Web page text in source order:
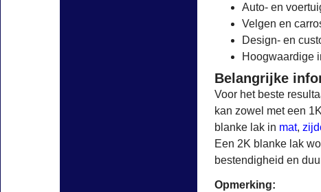
Auto- en
Velgen en
Design- en
Hoogwaardige
Belangrijke
Voor het beste
kan zowel met een
blanke lak in mat,
Een 2K blanke lak
bestendigheid en
Opmerking: